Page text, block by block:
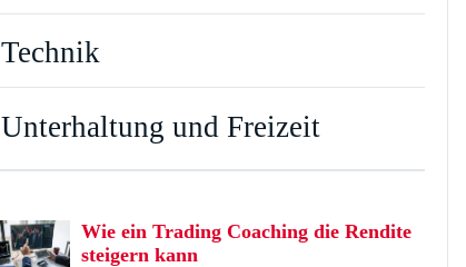
Technik
Unterhaltung und Freizeit
Wie ein Trading Coaching die Rendite
steigern kann